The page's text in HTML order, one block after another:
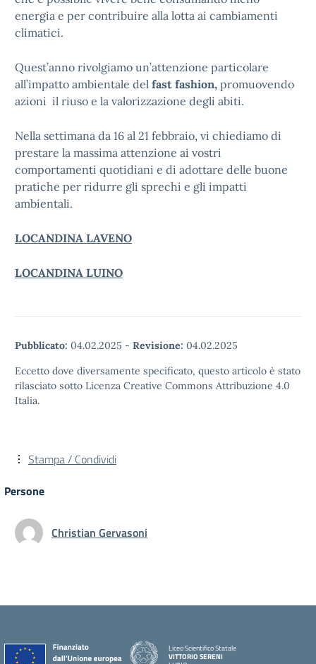
energia e per contribuire alla lotta ai cambiamenti
climatici.
Quest’anno rivolgiamo un’attenzione particolare
all’impatto ambientale del fast fashion, promuovendo
azioni il riuso e la valorizzazione degli abiti.
Nella settimana da 16 al 21 febbraio, vi chiediamo di
prestare la massima attenzione ai vostri
comportamenti quotidiani e di adottare delle buone
pratiche per ridurre gli sprechi e gli impatti
ambientali.
LOCANDINA LAVENO
LOCANDINA LUINO
Pubblicato: 04.02.2025 - Revisione: 04.02.2025
Eccetto dove diversamente specificato, questo articolo è stato
rilasciato sotto Licenza Creative Commons Attribuzione 4.0
Italia.
Stampa / Condividi
Persone
Christian Gervasoni
Liceo Scientifico Statale
VITTORIO SERENI